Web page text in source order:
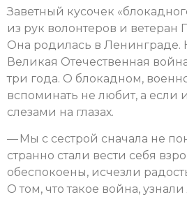
Заветный кусочек
из рук волонтеров и ветеран
Она родилась в Ленинграде.
Великая Отечественная
три года. О блокадном,
вспоминать не любит, а если
слезами на глазах.
— Мы с сестрой сначала не
странно стали вести себя
обеспокоены, исчезли
О том, что такое война,